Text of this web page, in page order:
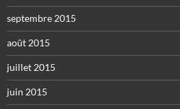
septembre 2015
août 2015
juillet 2015
juin 2015